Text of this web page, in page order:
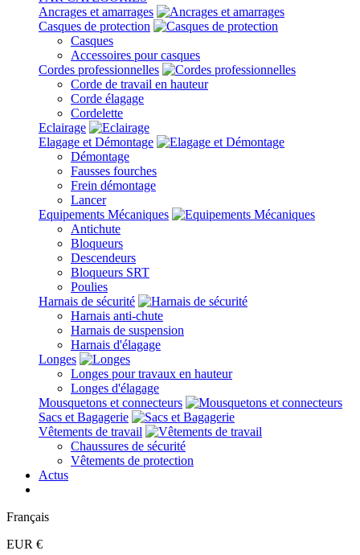
Ancrages et amarrages
Casques de protection
Casques
Accessoires pour casques
Cordes professionnelles
Corde de travail en hauteur
Corde élagage
Cordelette
Eclairage
Elagage et Démontage
Démontage
Fausses fourches
Frein démontage
Lancer
Equipements Mécaniques
Antichute
Bloqueurs
Descendeurs
Bloqueurs SRT
Poulies
Harnais de sécurité
Harnais anti-chute
Harnais de suspension
Harnais d'élagage
Longes
Longes pour travaux en hauteur
Longes d'élagage
Mousquetons et connecteurs
Sacs et Bagagerie
Vêtements de travail
Chaussures de sécurité
Vêtements de protection
Actus
Français
EUR €